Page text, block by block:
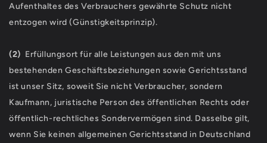
Aufenthaltes des Verbrauchers gewährte Schutz nicht
entzogen wird (Günstigkeitsprinzip).
(2) Erfüllungsort für alle Leistungen aus den mit uns
bestehenden Geschäftsbeziehungen sowie Gerichtsstand
ist unser Sitz, soweit Sie nicht Verbraucher, sondern
Kaufmann, juristische Person des öffentlichen Rechts oder
öffentlich-rechtliches Sondervermögen sind. Dasselbe gilt,
wenn Sie keinen allgemeinen Gerichtsstand in Deutschland